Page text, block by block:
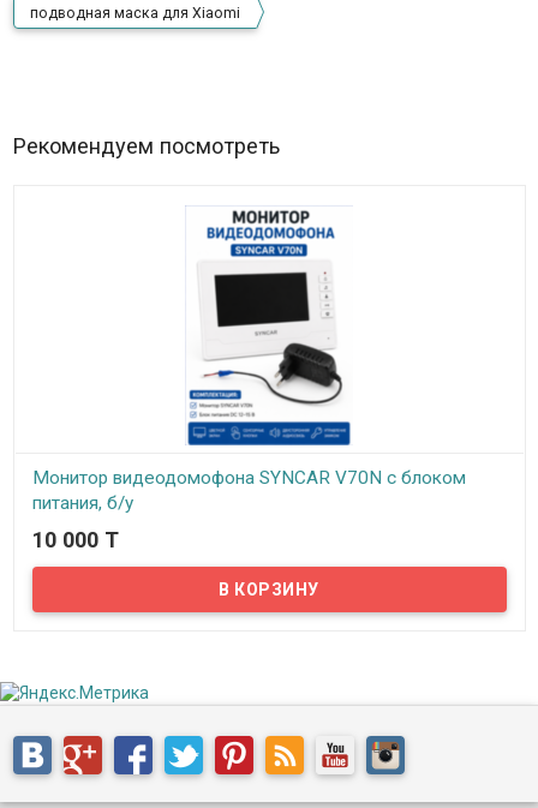
подводная маска для Xiaomi
Рекомендуем посмотреть
Монитор видеодомофона SYNCAR V70N с блоком
питания, б/у
В наличии
Комплект не включает: Вызывную панель. Крепеж и монтажные
10 000 T